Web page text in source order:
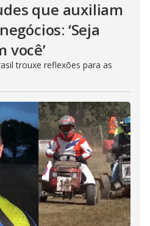
que auxiliam
‘Seja
você’
trouxe reflexões para as